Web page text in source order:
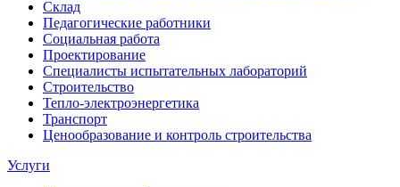
Склад
Педагогические работники
Социальная работа
Проектирование
Специалисты испытательных лабораторий
Строительство
Тепло-электроэнергетика
Транспорт
Ценообразование и контроль строительства
Услуги